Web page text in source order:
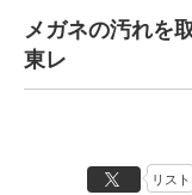
メガネの汚れを
東レ
リスト